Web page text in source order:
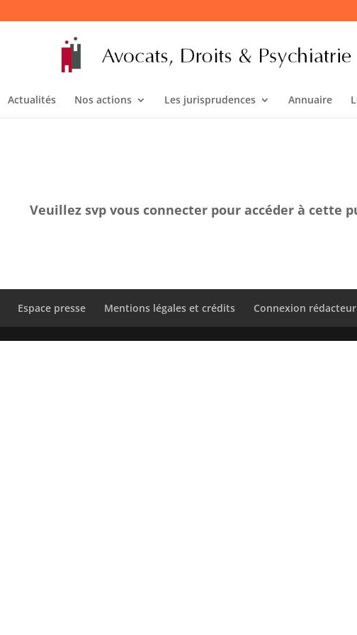
Actualités Nos actions Les jurisprudences Annuaire
Veuillez svp vous connecter pour accéder à cette
Espace presse Mentions légales et crédits Connexion rédacteur